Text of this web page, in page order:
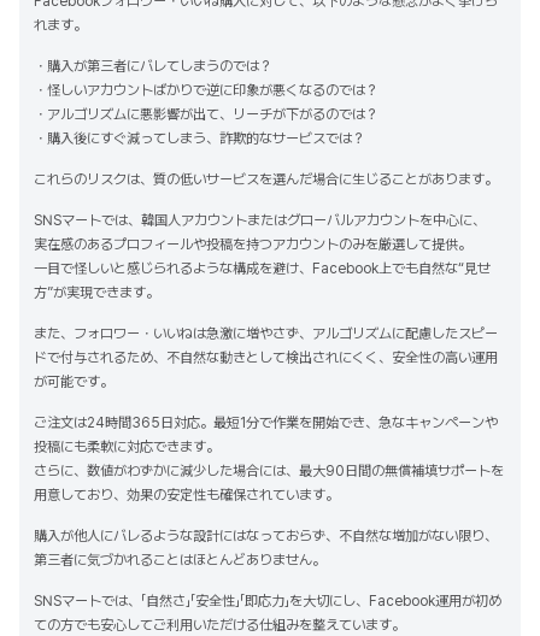
れます。
・購入が第三者にバレてしまうのでは？
・怪しいアカウントばかりで逆に印象が悪くなるのでは？
・アルゴリズムに悪影響が出て、リーチが下がるのでは？
・購入後にすぐ減ってしまう、詐欺的なサービスでは？
これらのリスクは、質の低いサービスを選んだ場合に生じることがあります。
SNSマートでは、韓国人アカウントまたはグローバルアカウントを中心に、
実在感のあるプロフィールや投稿を持つアカウントのみを厳選して提供。
一目で怪しいと感じられるような構成を避け、Facebook上でも自然な“見せ
方”が実現できます。
また、フォロワー・いいねは急激に増やさず、アルゴリズムに配慮したスピー
ドで付与されるため、不自然な動きとして検出されにくく、安全性の高い運用
が可能です。
ご注文は24時間365日対応。最短1分で作業を開始でき、急なキャンペーンや
投稿にも柔軟に対応できます。
さらに、数値がわずかに減少した場合には、最大90日間の無償補填サポートを
用意しており、効果の安定性も確保されています。
購入が他人にバレるような設計にはなっておらず、不自然な増加がない限り、
第三者に気づかれることはほとんどありません。
SNSマートでは、「自然さ」「安全性」「即応力」を大切にし、Facebook運用が初め
ての方でも安心してご利用いただける仕組みを整えています。